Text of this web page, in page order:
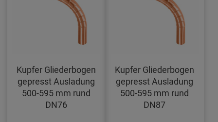
Kupfer Gliederbogen
gepresst Ausladung
500-595 mm rund
DN76
Kupfer Gliederbogen
gepresst Ausladung
500-595 mm rund
DN87